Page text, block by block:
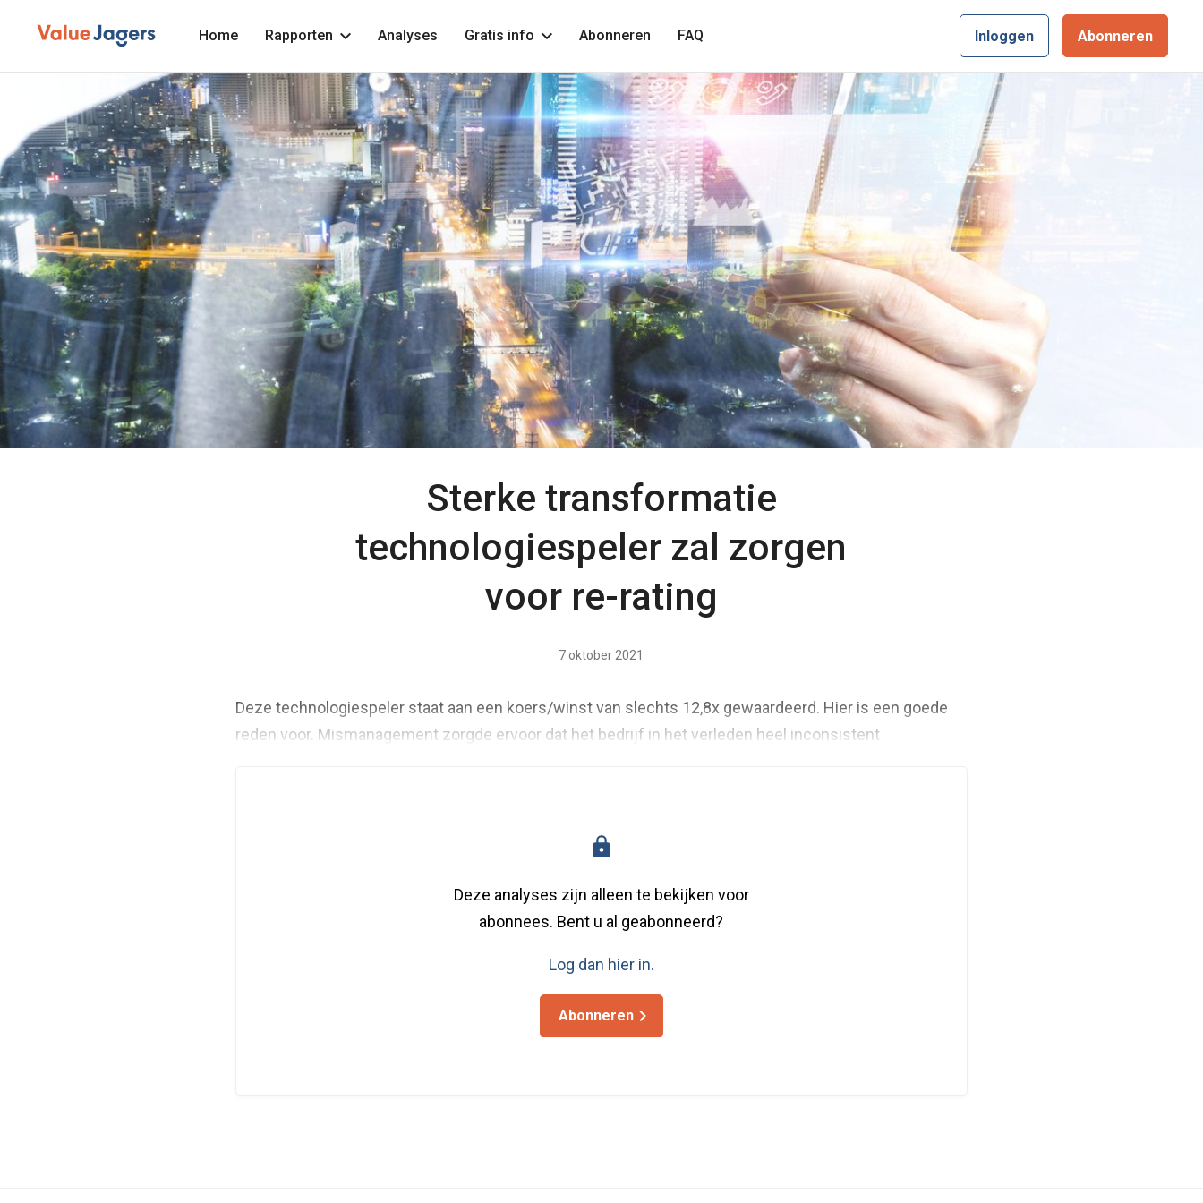
Home Rapporten Analyses Gratis info Abonneren FAQ Inloggen Abonneren
Sterke transformatie
technologiespeler zal zorgen
voor re-rating
7 oktober 2021
Deze technologiespeler staat aan een koers/winst van slechts 12,8x gewaardeerd. Hier is een goede
reden voor. Mismanagement zorgde ervoor dat het bedrijf in het verleden heel inconsistent
Deze analyses zijn alleen te bekijken voor
abonnees. Bent u al geabonneerd?
Log dan hier in.
Abonneren